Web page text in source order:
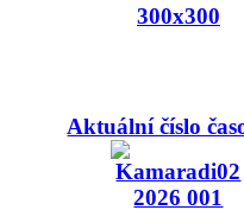
Aktuální číslo